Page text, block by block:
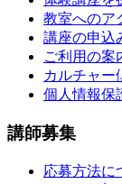
教室へのア
講座の申込
ご利用の案
カルチャー
個人情報保
講師募集
応募方法に